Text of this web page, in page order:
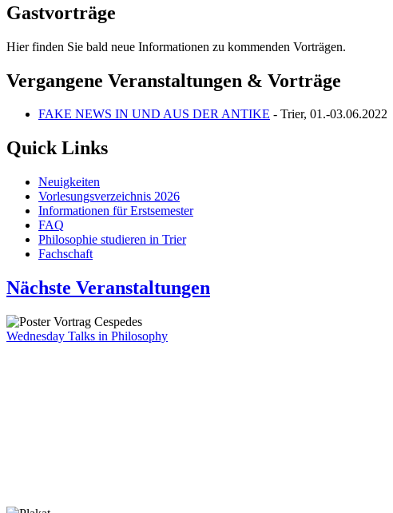
Gastvorträge
Hier finden Sie bald neue Informationen zu kommenden Vorträgen.
Vergangene Veranstaltungen & Vorträge
FAKE NEWS IN UND AUS DER ANTIKE - Trier, 01.-03.06.2022
Quick Links
Neuigkeiten
Vorlesungsverzeichnis 2026
Informationen für Erstsemester
FAQ
Philosophie studieren in Trier
Fachschaft
Nächste Veranstaltungen
Wednesday Talks in Philosophy